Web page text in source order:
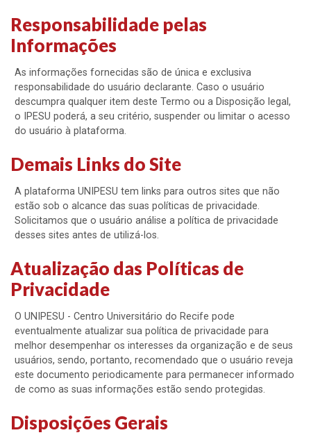
Responsabilidade pelas
Informações
As informações fornecidas são de única e exclusiva
responsabilidade do usuário declarante. Caso o usuário
descumpra qualquer item deste Termo ou a Disposição legal,
o IPESU poderá, a seu critério, suspender ou limitar o acesso
do usuário à plataforma.
Demais Links do Site
A plataforma UNIPESU tem links para outros sites que não
estão sob o alcance das suas políticas de privacidade.
Solicitamos que o usuário análise a política de privacidade
desses sites antes de utilizá-los.
Atualização das Políticas de
Privacidade
O UNIPESU - Centro Universitário do Recife pode
eventualmente atualizar sua política de privacidade para
melhor desempenhar os interesses da organização e de seus
usuários, sendo, portanto, recomendado que o usuário reveja
este documento periodicamente para permanecer informado
de como as suas informações estão sendo protegidas.
Disposições Gerais